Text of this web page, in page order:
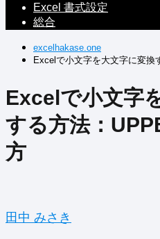
Excel 書式設定
総合
excelhakase.one
Excelで小文字を大文字に変換
Excelで小文字
する方法：
方
田中 みさき